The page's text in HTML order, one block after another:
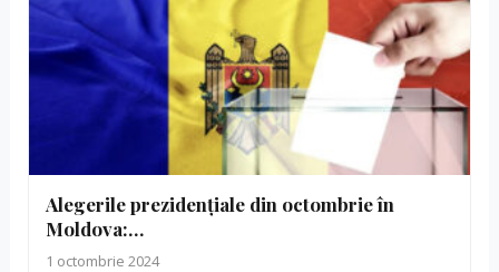
Alegerile prezidențiale din octombrie în
Moldova:…
1 octombrie 2024